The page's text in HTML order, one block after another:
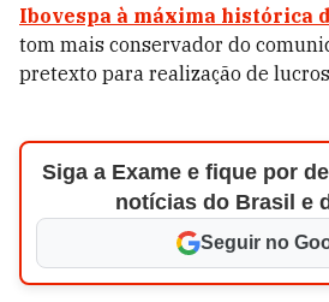
Ibovespa à máxima histórica
tom mais conservador do
pretexto para realização de
Siga a Exame e fique por
notícias do Brasil e
Seguir no